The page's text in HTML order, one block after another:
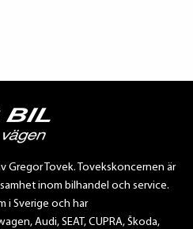
Gregor Tovek. Tovekskoncernen är
inom bilhandel och service.
i Sverige och har
Audi, SEAT, CUPRA, Škoda,